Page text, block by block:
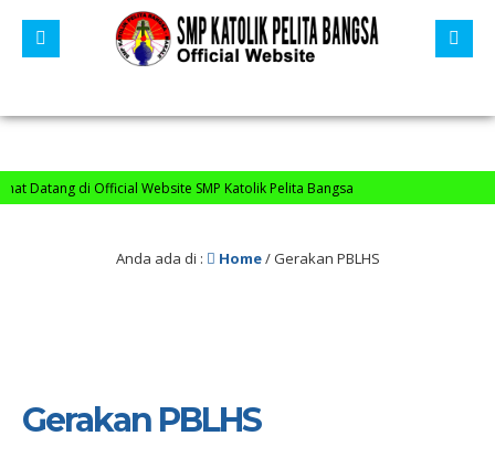
Datang di Official Website SMP Katolik Pelita Bangsa
Anda ada di : Home/Gerakan PBLHS
Gerakan PBLHS